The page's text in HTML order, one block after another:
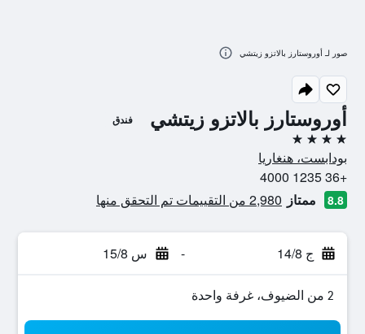
أوروستارز بالاتزو زيتشي فندق
4 نجوم
بودابست، هنغاريا
+36 1235 4000
8.8 ممتاز 2,980 من التقييمات تم التحقق منها
ج 14/8 - س 15/8
2 من الضيوف، غرفة واحدة
صور لـ أوروستارز بالاتزو زيتشي